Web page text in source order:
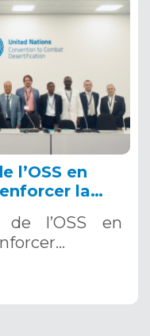
l’OSS en
la
2024
de l’OSS en